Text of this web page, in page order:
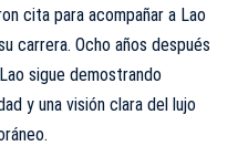
cita para acompañar a Lao
carrera. Ocho años después
sigue demostrando
y una visión clara del lujo